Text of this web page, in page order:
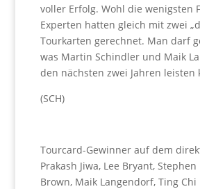
voller Erfolg. Wohl die wenigsten
Experten hatten gleich mit zwei
Tourkarten gerechnet. Man darf
was Martin Schindler und Maik
den nächsten zwei Jahren leisten
(SCH)
Tourcard-Gewinner auf dem
Prakash Jiwa, Lee Bryant,
Brown, Maik Langendorf, Ting Chi